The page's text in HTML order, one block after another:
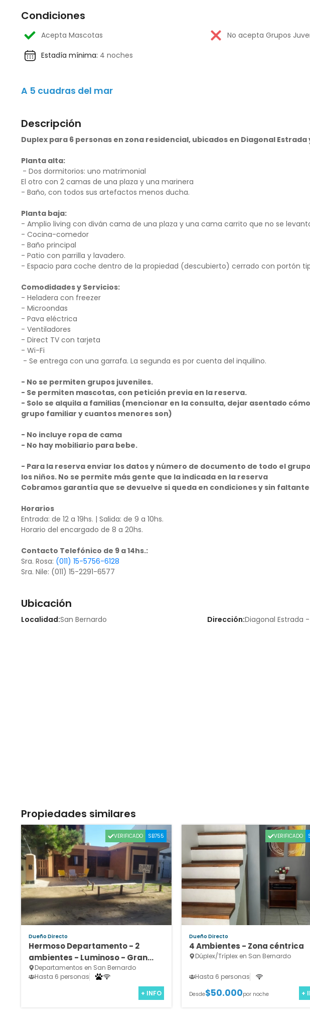
Condiciones
Acepta Mascotas
No acepta Grupos
Estadía mínima: 4 noches
A 5 cuadras del mar
Descripción
Duplex para 6 personas en zona residencial, ubicados en Diagonal
Planta alta:
- Dos dormitorios: uno matrimonial
El otro con 2 camas de una plaza y una marinera
- Baño, con todos sus artefactos menos ducha.
Planta baja:
- Amplio living con diván cama de una plaza y una cama carrito que no se
- Cocina-comedor
- Baño principal
- Patio con parrilla y lavadero.
- Espacio para coche dentro de la propiedad (descubierto) cerrado con portón
Comodidades y Servicios:
- Heladera con freezer
- Microondas
- Pava eléctrica
- Ventiladores
- Direct TV con tarjeta
- Wi-Fi
- Se entrega con una garrafa. La segunda es por cuenta del inquilino.
- No se permiten grupos juveniles.
- Se permiten mascotas, con petición previa en la reserva.
- Solo se alquila a familias (mencionar en la consulta, dejar asentado
grupo familiar y cuantos menores son)
- No incluye ropa de cama
- No hay mobiliario para bebe.
- Para la reserva enviar los datos y número de documento de todo el
los niños. No se permite más gente que la indicada en la reserva
Cobramos garantía que se devuelve si queda en condiciones y sin
Horarios
Entrada: de 12 a 19hs. | Salida: de 9 a 10hs.
Horario del encargado de 8 a 20hs.
Contacto Telefónico de 9 a 14hs.:
Sra. Rosa: (011) 15-5756-6128
Sra. Nile: (011) 15-2291-6577
Ubicación
Localidad:San Bernardo Dirección:Diagonal Estrada
Propiedades similares
VERIFICADO SB755
Dueño Directo
Hermoso Departamento - 2
ambientes - Luminoso - Gran
Confort.
Departamentos en San Bernardo
Hasta 6 personas
+ INFO
VERIFICADO
Dueño Directo
4 Ambientes - Zona céntrica
Dúplex/Tríplex en San Bernardo
Hasta 6 personas
Desde$50.000por noche +